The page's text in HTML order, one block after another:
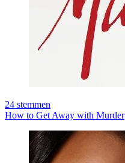
24 stemmen
How to Get Away with Murder